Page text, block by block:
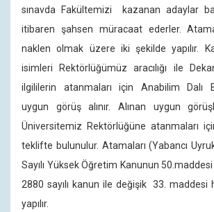
sınavda Fakültemizi kazanan adaylar
itibaren şahsen müracaat ederler.
naklen olmak üzere iki şekilde yapılır.
isimleri Rektörlüğümüz aracılığı ile
ilgililerin atanmaları için Anabilim Dalı
uygun görüş alınır. Alınan uygun
Üniversitemiz Rektörlüğüne atanmaları
teklifte bulunulur. Atamaları (Yabancı
Sayılı Yüksek Öğretim Kanunun
2880 sayılı kanun ile değişik 33. maddesi
yapılır.